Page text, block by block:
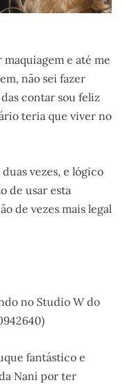
maquiagem e até me
não sei fazer
contar sou feliz
teria que viver no
vezes, e lógico
de usar esta
de vezes mais legal
no Studio W do
fantástico e
Nani por ter